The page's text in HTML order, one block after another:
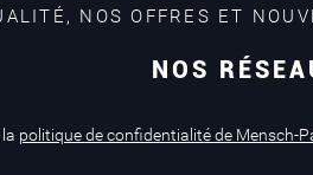
en magasin
NOS OFFRES ET
NOS
politique de confidentialité de Mensch-